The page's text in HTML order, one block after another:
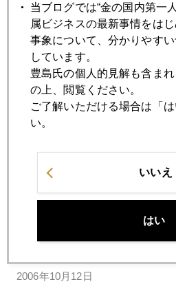
2006年10月19日
１兆ドルという臨界点
2006年10月18日
相場の景色は印象派の絵の如し
2006年10月17日
潮の流れに変化の兆し
金価格を買うのか、金を買うのか
2006年10月12日
当ブログでは“金の国内第一
属ビジネスの最新事情をは
事象について、分かりやす
しています。
豊島氏の個人的見解も含ま
の上、閲覧ください。
ご了解いただける場合は「
い。
いいえ
はい